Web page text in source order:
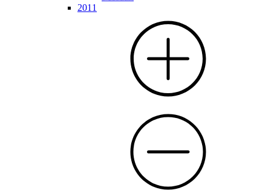
2011